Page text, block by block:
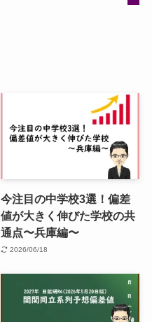
今注目の中学校3選！偏差
値が大きく伸びた学校の共
通点〜兵庫編〜
2026/06/18